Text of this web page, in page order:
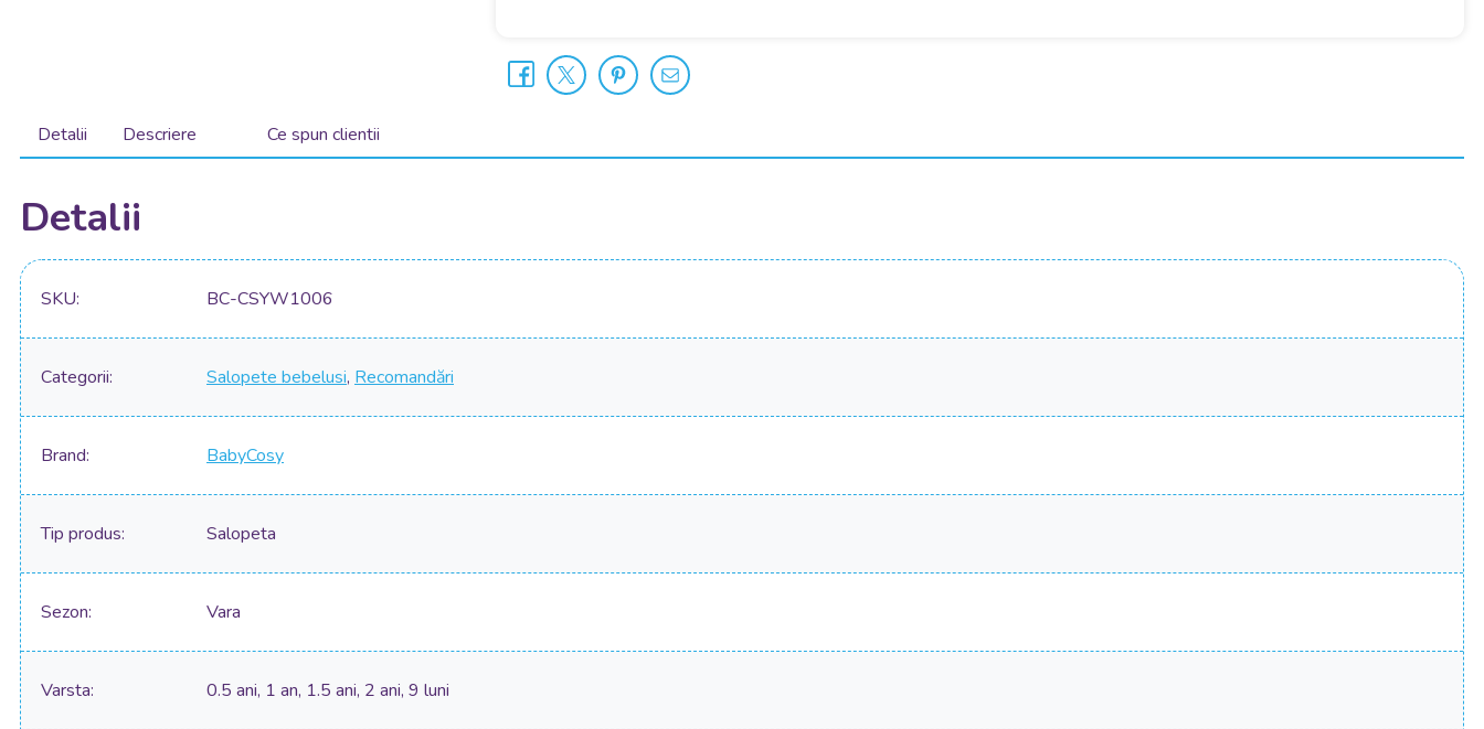
Detalii Descriere Ce spun clientii
Detalii
SKU BC-CSYW1006
Categorii Salopete bebelusi, Recomandări
Brand BabyCosy
Tip produs Salopeta
Sezon Vara
Varsta 0.5 ani, 1 an, 1.5 ani, 2 ani, 9 luni